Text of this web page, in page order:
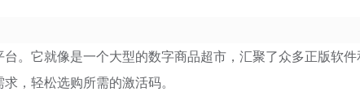
。它就像是一个大型的数字商品超市，汇聚了众多正版软
，轻松选购所需的激活码。